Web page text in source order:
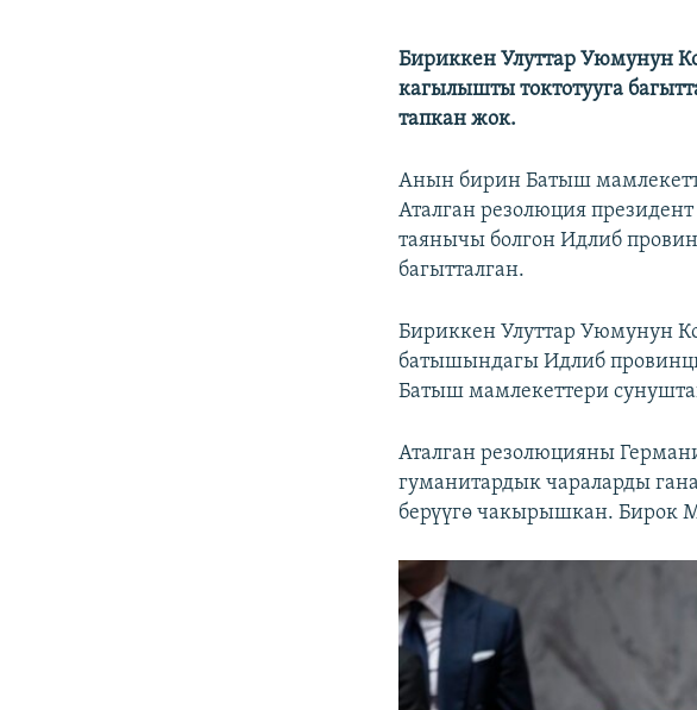
Бириккен Улуттар Уюмунун
кагылышты токтотууга
тапкан жок.
Анын бирин Батыш
Аталган резолюция
таянычы болгон Идлиб
багытталган.
Бириккен Улуттар Уюмунун
батышындагы Идлиб
Батыш мамлекеттери
Аталган резолюцияны
гуманитардык чараларды
берүүгө чакырышкан. Бирок